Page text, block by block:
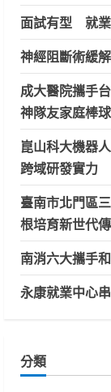
面試有型 就
神經阻斷術緩
成大醫院攜手
神隊友家庭棒球
崑山科大機器
跨域研發實力
臺南市北門區
根培育新世代
南消六大攜手
永康就業中心
分類